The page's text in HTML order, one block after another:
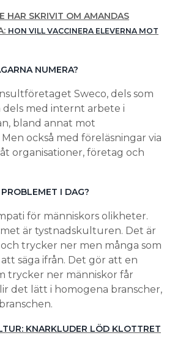
HAR SKRIVIT OM AMANDAS
HON VILL VACCINERA ELEVERNA MOT
NUMERA?
Sweco, dels som
med internt arbete i
bland annat mot
också med föreläsningar via
organisationer, företag och
I DAG?
för människors olikheter.
är tystnadskulturen. Det är
och trycker ner men många som
säga ifrån. Det gör att en
trycker ner människor får
det lätt i homogena branscher,
KNARKLUDER LÖD KLOTTRET